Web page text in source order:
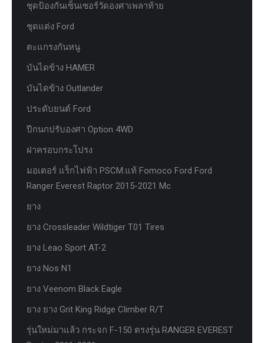
ชุดป้องกันเซ็นเซอร์วัดองศาเพลาท้าย
ชุดแต่ง Ford
ตะแกรงกันหนู
บันไดข้าง HAMER
บันไดข้าง Outlander
ประดับยนต์ Ford
ปีกนกปรับองศา Option 4WD
ฝาครอบกระโปรง
มอเตอร์ แร็กไฟฟ้า PSCM.แท้ Fomoco Ford Ford
Ranger Everest Raptor 2015-2021 Mc
ยาง
ยาง Crossleader Wildtiger T01 Tires
ยาง Leao Sport AT-2
ยาง Nos N1
ยาง Veenom Black Eagle
ยาง ยาง Grit King Ridge Climber R/T
รุ่นใหม่มาแล้ว กระจก F-150 ตรงรุ่น RANGER EVEREST